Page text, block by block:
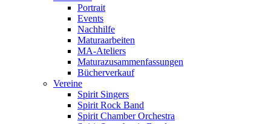
Portrait
Events
Nachhilfe
Maturaarbeiten
MA-Ateliers
Maturazusammenfassungen
Bücherverkauf
Vereine
Spirit Singers
Spirit Rock Band
Spirit Chamber Orchestra